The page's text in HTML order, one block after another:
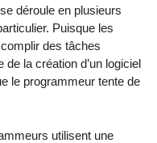
déroule en plusieurs
Puisque les
des tâches
la création d’un logiciel
le programmeur tente de
utilisent une